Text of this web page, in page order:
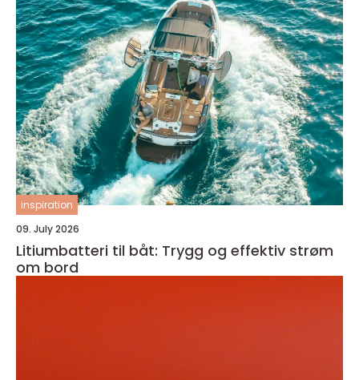
inspiration
09. July 2026
Litiumbatteri til båt: Trygg og effektiv strøm
om bord